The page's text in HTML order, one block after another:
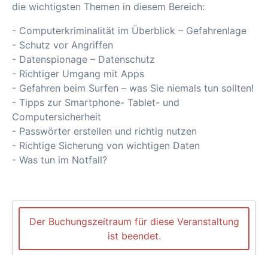
die wichtigsten Themen in diesem Bereich:
- Computerkriminalität im Überblick – Gefahrenlage
- Schutz vor Angriffen
- Datenspionage – Datenschutz
- Richtiger Umgang mit Apps
- Gefahren beim Surfen – was Sie niemals tun sollten!
- Tipps zur Smartphone- Tablet- und
Computersicherheit
- Passwörter erstellen und richtig nutzen
- Richtige Sicherung von wichtigen Daten
- Was tun im Notfall?
Der Buchungszeitraum für diese Veranstaltung
ist beendet.